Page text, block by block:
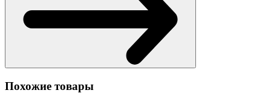
Похожие товары